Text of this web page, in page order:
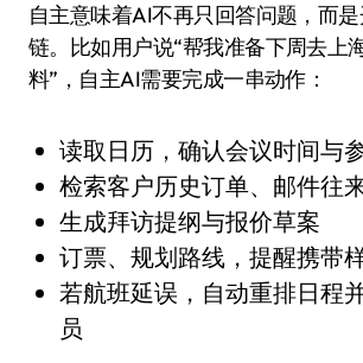
自主意味着AI不再只回答问题，而
链。比如用户说“帮我准备下周去上
料”，自主AI需要完成一串动作：
读取日历，确认会议时间与
检索客户历史订单、邮件往
生成拜访提纲与报价草案
订票、规划路线，提醒携带
若航班延误，自动重排日程
员